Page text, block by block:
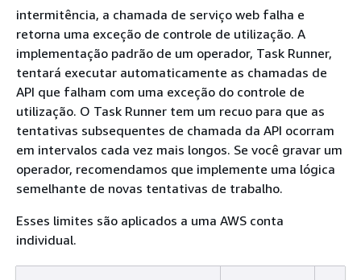
intermitência, a chamada de serviço web falha e
retorna uma exceção de controle de utilização. A
implementação padrão de um operador, Task Runner,
tentará executar automaticamente as chamadas de
API que falham com uma exceção do controle de
utilização. O Task Runner tem um recuo para que as
tentativas subsequentes de chamada da API ocorram
em intervalos cada vez mais longos. Se você gravar um
operador, recomendamos que implemente uma lógica
semelhante de novas tentativas de trabalho.
Esses limites são aplicados a uma AWS conta
individual.